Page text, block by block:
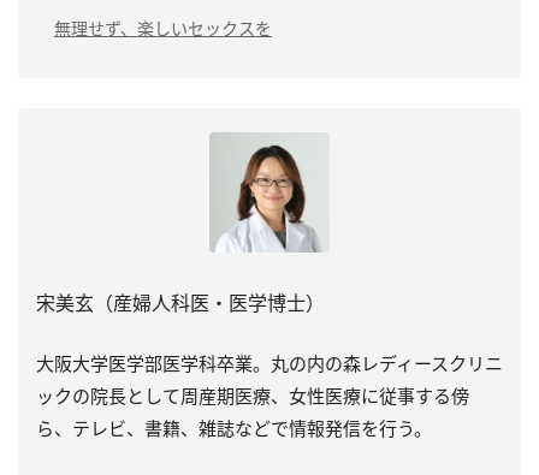
無理せず、楽しいセックスを
宋美玄（産婦人科医・医学博士）
大阪大学医学部医学科卒業。丸の内の森レディースクリニ
ックの院長として周産期医療、女性医療に従事する傍
ら、テレビ、書籍、雑誌などで情報発信を行う。